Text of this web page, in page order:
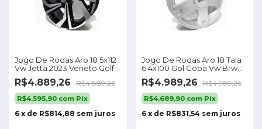
Jogo De Rodas Aro 18 5x112
Vw Jetta 2023 Veneto Golf
R$4.889,26 R$4.889,26
R$4.595,90 com Pix
6 x de R$814,88 sem juros
Jogo De Rodas Aro 18 Tala
6 4x100 Gol Copa Vw Brw
1680 Cor Prata
R$4.989,26 R$4.989,26
R$4.689,90 com Pix
6 x de R$831,54 sem juros